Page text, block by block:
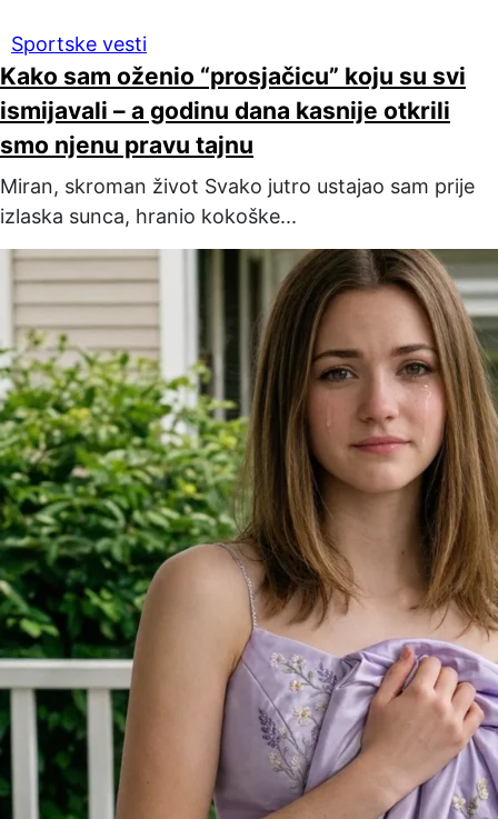
Sportske vesti
Kako sam oženio “prosjačicu” koju su svi
ismijavali – a godinu dana kasnije otkrili
smo njenu pravu tajnu
Miran, skroman život Svako jutro ustajao sam prije
izlaska sunca, hranio kokoške...